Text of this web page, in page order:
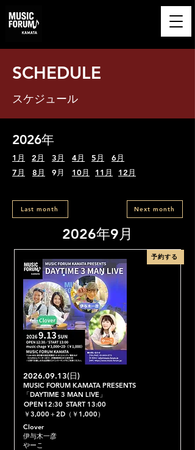
SCHEDULE
スケジュール
2026年
1月 2月 3月 4月 5月
6月
7月
8月 9月 10月 11月 12月
Last month Next month
2026年9月
予約する
2026.09.13(日)
MUSIC FORUM KAMATA PRESENTS
「DAYTIME 3 MAN LIVE」
OPEN 12:30 START 13:00
￥3,000＋2D（￥1,000）
Clover
伊与木一彦
やーこ